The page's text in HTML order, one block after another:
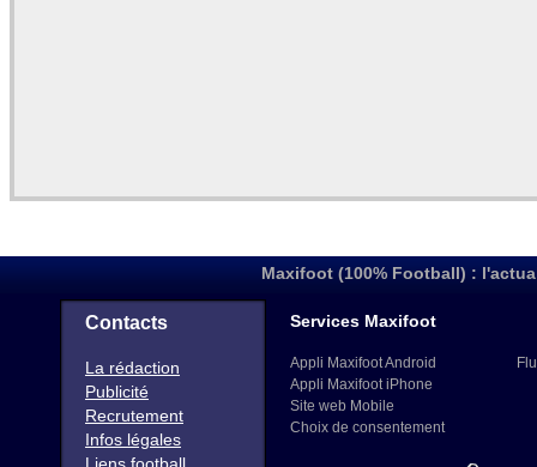
Maxifoot (100% Football) :
Contacts
La rédaction
Publicité
Recrutement
Infos légales
Services Maxifoot
Appli Maxifoot Android
Appli Maxifoot iPhone
Site web Mobile
Choix de consentement